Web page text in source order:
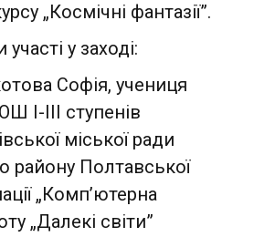
„Космічні фантазії”.
у заході:
Софія, учениця
І-ІІІ ступенів
міської ради
району Полтавської
„Комп’ютерна
„Далекі світи”